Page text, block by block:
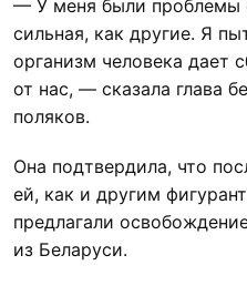
— У меня были проблемы
сильная, как другие. Я
организм человека дает
от нас, — сказала глава
поляков.
Она подтвердила, что
ей, как и другим
предлагали
из Беларуси.